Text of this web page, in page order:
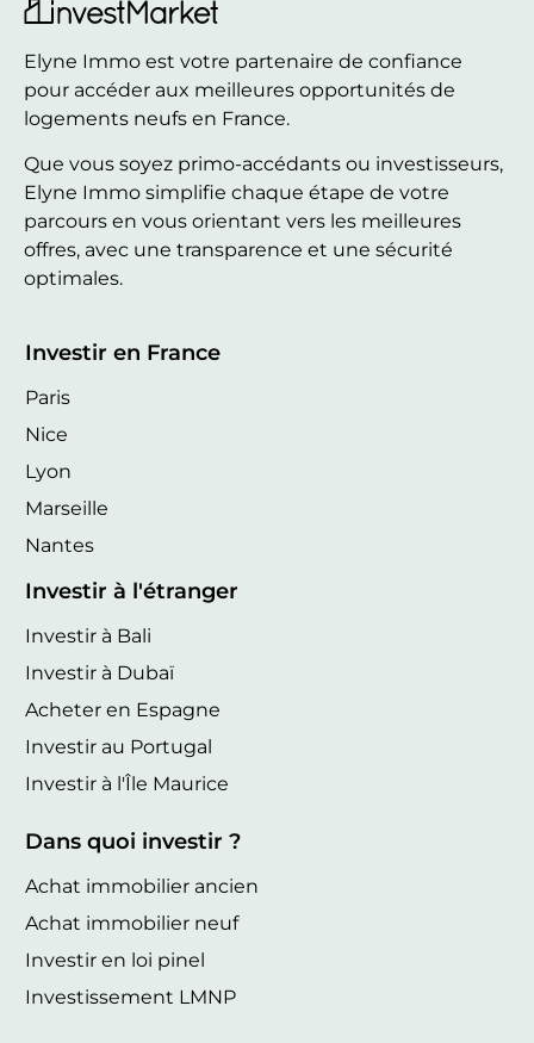
Elyne Immo est votre partenaire de confiance
pour accéder aux meilleures opportunités de
logements neufs en France.
Que vous soyez primo-accédants ou investisseurs,
Elyne Immo simplifie chaque étape de votre
parcours en vous orientant vers les meilleures
offres, avec une transparence et une sécurité
optimales.
Investir en France
Paris
Nice
Lyon
Marseille
Nantes
Investir à l'étranger
Investir à Bali
Investir à Dubaï
Acheter en Espagne
Investir au Portugal
Investir à l'Île Maurice
Dans quoi investir ?
Achat immobilier ancien
Achat immobilier neuf
Investir en loi pinel
Investissement LMNP